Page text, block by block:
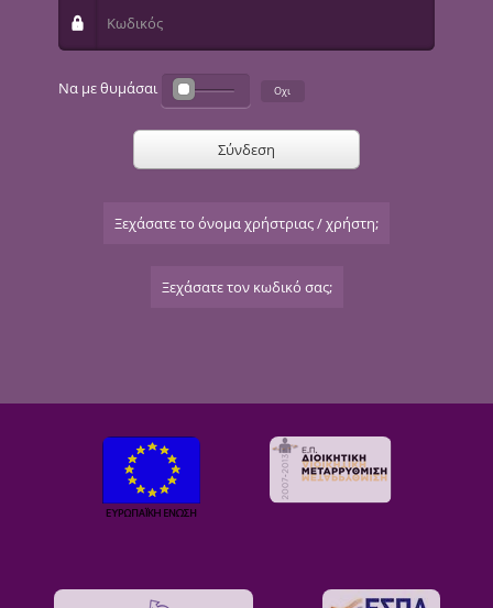
Κωδικός
Να με θυμάσαι
Σύνδεση
Ξεχάσατε το όνομα χρήστριας / χρήστη;
Ξεχάσατε τον κωδικό σας;